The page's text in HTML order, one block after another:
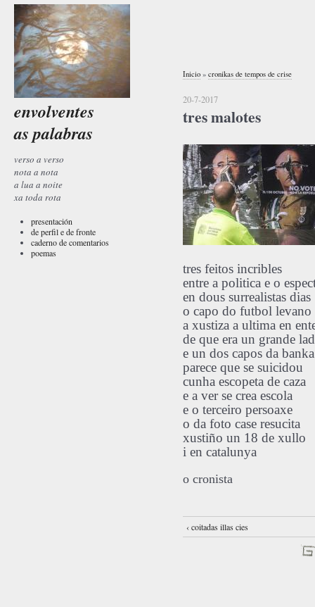
envolventes
as palabras
verso a verso
nota a nota
a lua a noite
xa toda rota
presentación
de perfil e de fronte
caderno de comentarios
poemas
Inicio » cronikas de tempos de crise
20-7-2017
tres malotes
tres feitos incribles
entre a politica e o
en dous surrealistas dias
o capo do futbol levano
a xustiza a ultima en
de que era un grande
e un dos capos da banka
parece que se suicidou
cunha escopeta de caza
e a ver se crea escola
e o terceiro persoaxe
o da foto case resucita
xustiño un 18 de xullo
i en catalunya
o cronista
‹ coitadas illas cies